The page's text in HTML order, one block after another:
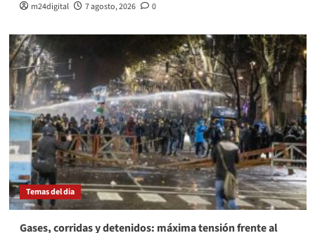
m24digital 7 agosto, 2026 0
Temas del dia
Gases, corridas y detenidos: máxima tensión frente al